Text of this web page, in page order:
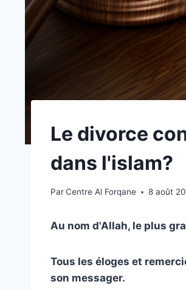
Le divorce
dans l'islam?
ParCentre Al Forqane 8 août
Au nom d'Allah, le plus
Tous les éloges et
son messager.